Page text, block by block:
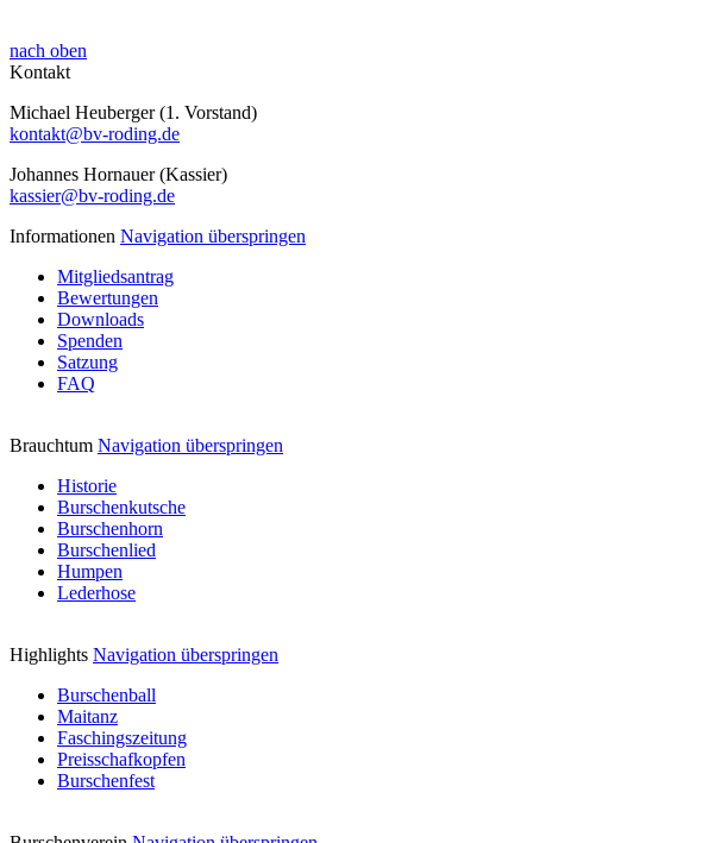
nach oben
Kontakt
Michael Heuberger (1. Vorstand)
kontakt@bv-roding.de
Johannes Hornauer (Kassier)
kassier@bv-roding.de
Informationen Navigation überspringen
Mitgliedsantrag
Bewertungen
Downloads
Spenden
Satzung
FAQ
Brauchtum Navigation überspringen
Historie
Burschenkutsche
Burschenhorn
Burschenlied
Humpen
Lederhose
Highlights Navigation überspringen
Burschenball
Maitanz
Faschingszeitung
Preisschafkopfen
Burschenfest